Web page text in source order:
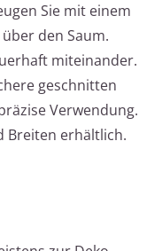
Sie mit einem
den Saum.
miteinander.
geschnitten
Verwendung.
Breiten erhältlich.